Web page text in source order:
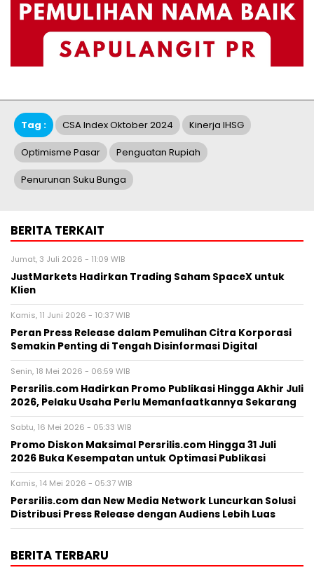
Tag : CSA Index Oktober 2024 Kinerja IHSG
Optimisme Pasar Penguatan Rupiah
Penurunan Suku Bunga
BERITA TERKAIT
Jumat, 3 Juli 2026 - 11:09 WIB
JustMarkets Hadirkan Trading Saham SpaceX untuk
Klien
Kamis, 11 Juni 2026 - 10:37 WIB
Peran Press Release dalam Pemulihan Citra Korporasi
Semakin Penting di Tengah Disinformasi Digital
Senin, 18 Mei 2026 - 06:59 WIB
Persrilis.com Hadirkan Promo Publikasi Hingga Akhir Juli
2026, Pelaku Usaha Perlu Memanfaatkannya Sekarang
Sabtu, 16 Mei 2026 - 05:33 WIB
Promo Diskon Maksimal Persrilis.com Hingga 31 Juli
2026 Buka Kesempatan untuk Optimasi Publikasi
Kamis, 14 Mei 2026 - 05:37 WIB
Persrilis.com dan New Media Network Luncurkan Solusi
Distribusi Press Release dengan Audiens Lebih Luas
BERITA TERBARU